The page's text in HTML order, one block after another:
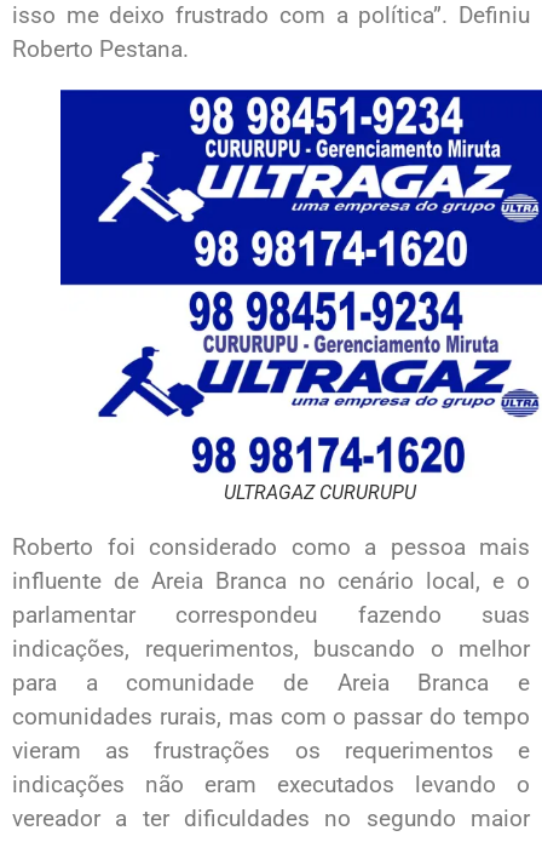
isso me deixo frustrado com a política”. Definiu
Roberto Pestana.
ULTRAGAZ CURURUPU
Roberto foi considerado como a pessoa mais
influente de Areia Branca no cenário local, e o
parlamentar correspondeu fazendo suas
indicações, requerimentos, buscando o melhor
para a comunidade de Areia Branca e
comunidades rurais, mas com o passar do tempo
vieram as frustrações os requerimentos e
indicações não eram executados levando o
vereador a ter dificuldades no segundo maior